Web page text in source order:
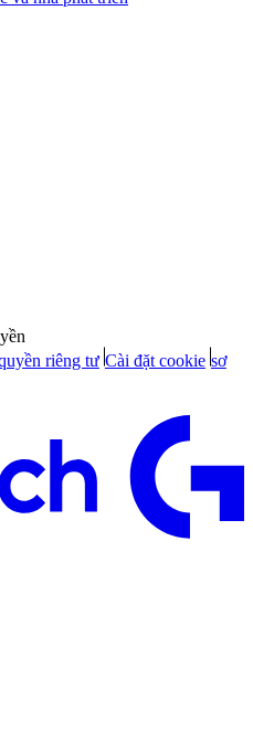
riêng tư Cài đặt cookie sơ